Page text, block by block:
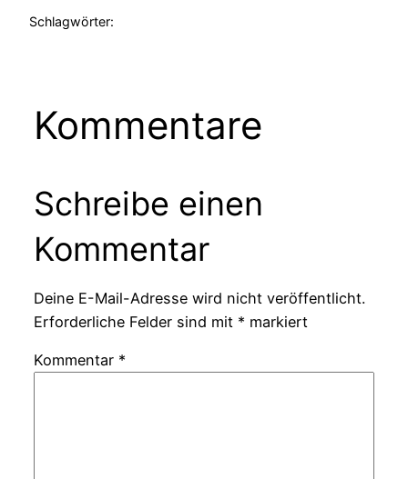
Schlagwörter:
Kommentare
Schreibe einen
Kommentar
Deine E-Mail-Adresse wird nicht veröffentlicht.
Erforderliche Felder sind mit * markiert
Kommentar *